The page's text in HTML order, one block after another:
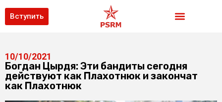
Вступить
10/10/2021
Богдан Цырдя: Эти бандиты сегодня
действуют как Плахотнюк и закончат
как Плахотнюк